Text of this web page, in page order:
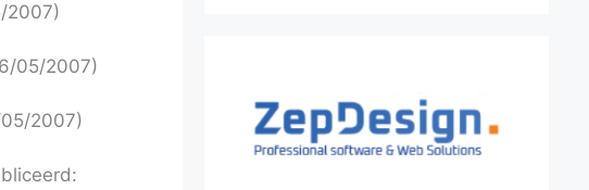
2007)
05/2007)
2007)